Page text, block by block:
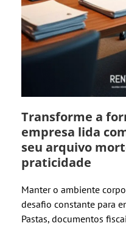
Transforme a
empresa lida
seu arquivo
praticidade
Manter o ambiente
desafio constante para
Pastas, documentos